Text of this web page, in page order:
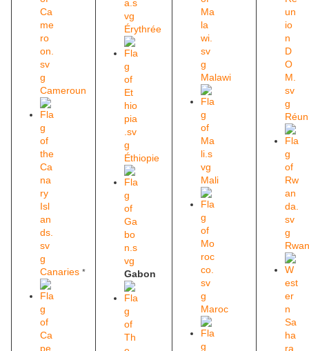
Cameroun
Canaries *
Érythrée
Éthiopie
Gabon
Malawi
Mali
Maroc